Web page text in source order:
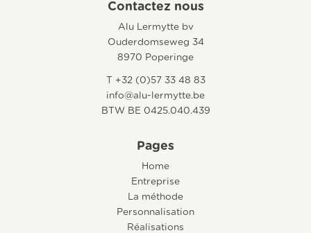
Contactez nous
Alu Lermytte bv
Ouderdomseweg 34
8970 Poperinge
T +32 (0)57 33 48 83
info@alu-lermytte.be
BTW BE 0425.040.439
Pages
Home
Entreprise
La méthode
Personnalisation
Réalisations